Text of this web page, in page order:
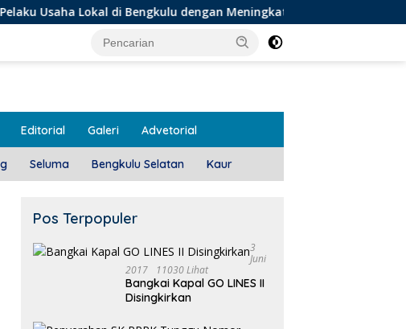
di Bengkulu dengan Meningkatkan Ruang Publik dan Kebersihan
Editorial Galeri Advetorial
Seluma Bengkulu Selatan Kaur
Pos Terpopuler
3
Juni
2017
11030 Lihat
Bangkai Kapal GO LINES II
Disingkirkan